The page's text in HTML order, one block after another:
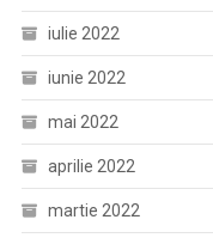
iulie 2022
iunie 2022
mai 2022
aprilie 2022
martie 2022